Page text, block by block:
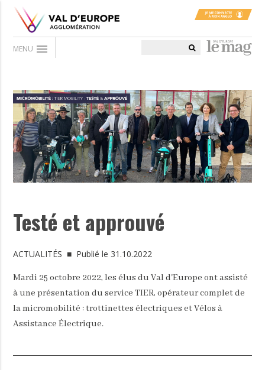
MENU menu
Testé et approuvé
ACTUALITÉS ■ Publié le 31.10.2022
Mardi 25 octobre 2022, les élus du Val d'Europe ont assisté
à une présentation du service TIER, opérateur complet de
la micromobilité : trottinettes électriques et Vélos à
Assistance Électrique.